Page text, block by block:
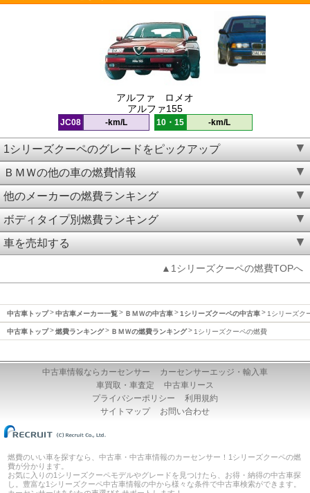
アルファ ロメオ
アルファ155
JC08 -km/L 10・15 -km/L
1シリーズクーペのグレードをピックアップ
ＢＭＷの他の車の燃費情報
他のメーカーの燃費ランキング
ボディタイプ別燃費ランキング
車を売却する
▲1シリーズクーペの燃費TOPへ
中古車トップ 中古車メーカー一覧 ＢＭＷの中古車 1シリーズクーペの中古車 1シリーズク
中古車トップ 燃費ランキング ＢＭＷの燃費ランキング 1シリーズクーペの燃費
中古車情報ならカーセンサー
カーセンサーエッジ・輸入車
車買取・車査定
中古車リース
プライバシーポリシー
利用規約
サイトマップ
お問い合わせ
燃費のいい車を探すなら、中古車・中古車情報のカーセンサー！1シリーズクーペの燃
費が分かります。
お気に入りの1シリーズクーペモデルやグレードを見つけたら、お得・納得の中古車探
し。豊富な1シリーズクーペ中古車情報の中から様々な条件で中古車検索ができます。